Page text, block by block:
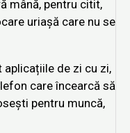
mână, pentru citit,
uriașă care nu se
de zi cu zi,
care încearcă să
pentru muncă,